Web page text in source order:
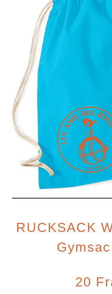
RUCKSACK
20